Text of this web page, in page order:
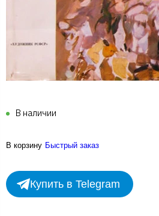
В наличии
В корзину Быстрый заказ
Купить в Telegram